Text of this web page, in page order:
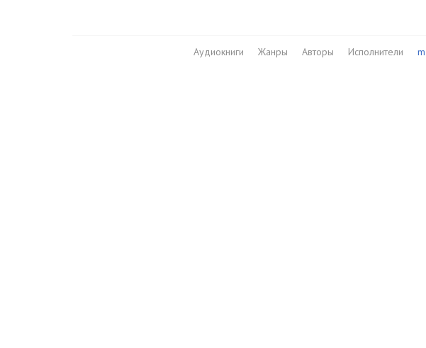
Аудиокниги Жанры Авторы Исполнители